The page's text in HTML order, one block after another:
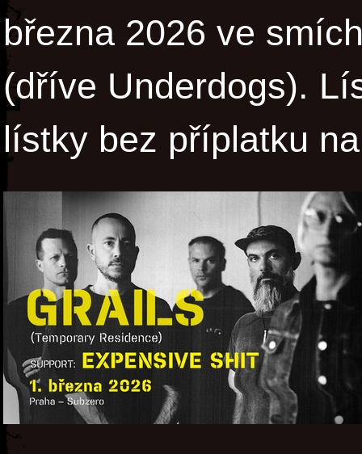
března 2026 ve
(dříve Underdogs).
lístky bez příplatku